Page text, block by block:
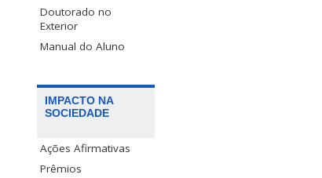
Doutorado no
Exterior
Manual do Aluno
IMPACTO NA
SOCIEDADE
Ações Afirmativas
Prêmios